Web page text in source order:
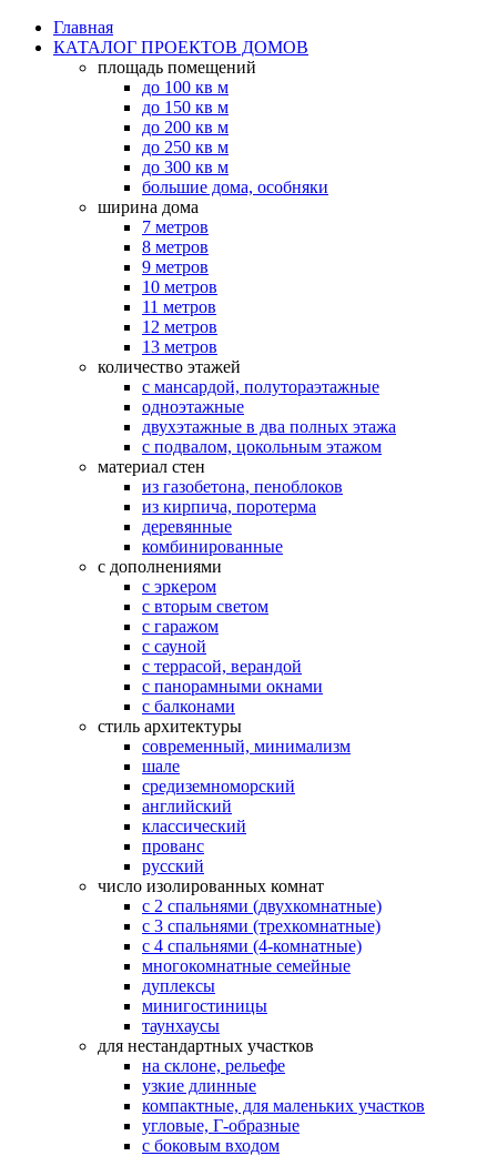
Главная
КАТАЛОГ ПРОЕКТОВ ДОМОВ
площадь помещений
до 100 кв м
до 150 кв м
до 200 кв м
до 250 кв м
до 300 кв м
большие дома, особняки
ширина дома
7 метров
8 метров
9 метров
10 метров
11 метров
12 метров
13 метров
количество этажей
с мансардой, полутораэтажные
одноэтажные
двухэтажные в два полных этажа
с подвалом, цокольным этажом
материал стен
из газобетона, пеноблоков
из кирпича, поротерма
деревянные
комбинированные
с дополнениями
с эркером
с вторым светом
с гаражом
с сауной
с террасой, верандой
с панорамными окнами
с балконами
стиль архитектуры
современный, минимализм
шале
средиземноморский
английский
классический
прованс
русский
число изолированных комнат
с 2 спальнями (двухкомнатные)
с 3 спальнями (трехкомнатные)
с 4 спальнями (4-комнатные)
многокомнатные семейные
дуплексы
минигостиницы
таунхаусы
для нестандартных участков
на склоне, рельефе
узкие длинные
компактные, для маленьких участков
угловые, Г-образные
с боковым входом